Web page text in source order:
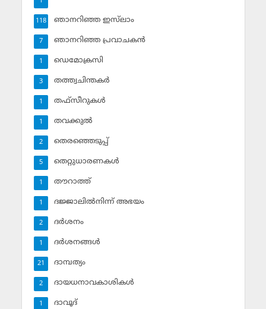
ഞാനറിഞ്ഞ ഇസ്‌ലാം
118
ഞാനറിഞ്ഞ പ്രവാചകന്‍
7
ഡെമോക്രസി
1
തത്ത്വചിന്തകര്‍
3
തഫ്‌സീറുകള്‍
1
തവക്കുല്‍
1
തെരഞ്ഞെടുപ്പ്
2
തെറ്റുധാരണകള്‍
5
തൗറാത്ത്
1
ദജ്ജാലില്‍നിന്ന് അഭയം
1
ദര്‍ശനം
2
ദര്‍ശനങ്ങള്‍
1
ദാമ്പത്യം
21
ദായധനാവകാശികള്‍
2
ദാവൂദ്‌
1